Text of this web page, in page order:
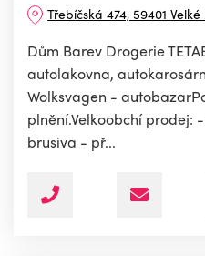
Třebíčská 474, 59401
Dům Barev Drogerie
autolakovna,
Wolksvagen -
plnění.Velkoobchí
brusiva - př...